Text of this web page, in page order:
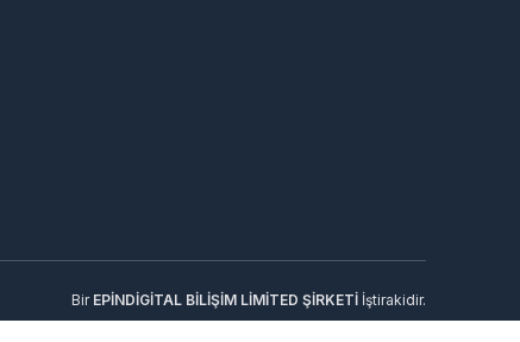
Bir EPİNDİGİTAL BİLİŞİM LİMİTED ŞİRKETİİştirakidir.